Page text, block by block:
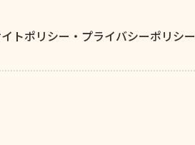
トポリシー・ プライバシーポリシー